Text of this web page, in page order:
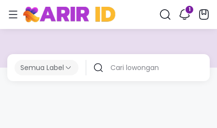
Semua Label